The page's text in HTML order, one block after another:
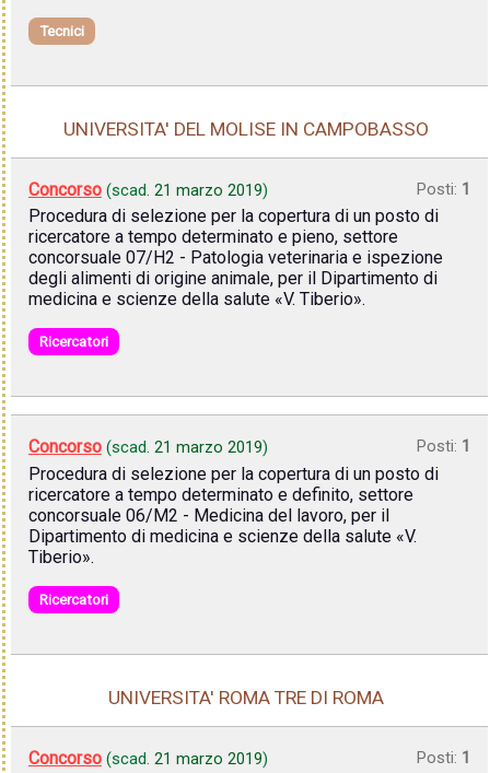
Tecnici
UNIVERSITA' DEL MOLISE IN CAMPOBASSO
Concorso (scad. 21 marzo 2019) Posti: 1
Procedura di selezione per la copertura di un posto di
ricercatore a tempo determinato e pieno, settore
concorsuale 07/H2 - Patologia veterinaria e ispezione
degli alimenti di origine animale, per il Dipartimento di
medicina e scienze della salute «V. Tiberio».
Ricercatori
Concorso (scad. 21 marzo 2019) Posti: 1
Procedura di selezione per la copertura di un posto di
ricercatore a tempo determinato e definito, settore
concorsuale 06/M2 - Medicina del lavoro, per il
Dipartimento di medicina e scienze della salute «V.
Tiberio».
Ricercatori
UNIVERSITA' ROMA TRE DI ROMA
Concorso (scad. 21 marzo 2019) Posti: 1